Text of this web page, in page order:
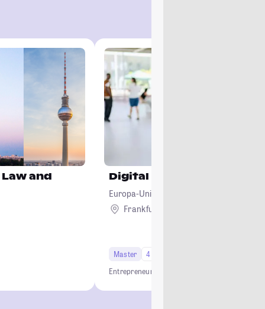
and Digital Entrepreneurship
Europa-Universität Viadrina Frankfurt
Frankfurt (Oder)
Master 4 Semester
Entrepreneurship